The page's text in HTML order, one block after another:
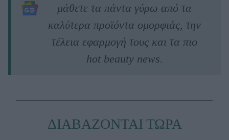
μάθετε τα πάντα γύρω από τα
καλύτερα προϊόντα ομορφιάς, την
τέλεια εφαρμογή τους και τα πιο
hot beauty news.
ΔΙΑΒΑΖΟΝΤΑΙ ΤΩΡΑ